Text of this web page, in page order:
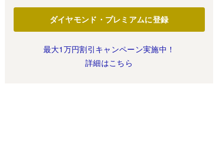
ダイヤモンド・プレミアムに登録
最大1万円割引キャンペーン実施中！
詳細はこちら